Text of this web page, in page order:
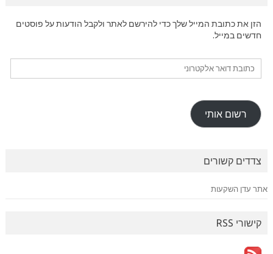
הזן את כתובת המייל שלך כדי להירשם לאתר ולקבל הודעות על פוסטים
חדשים במייל.
רשום אותי
צדדים קשורים
אתר עדן השקעות
קישורי RSS